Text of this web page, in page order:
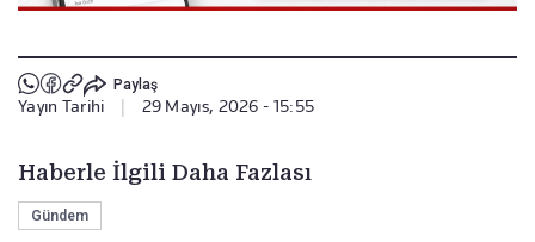
Paylaş
Yayın Tarihi 29 Mayıs, 2026 - 15:55
Haberle İlgili Daha Fazlası
Gündem